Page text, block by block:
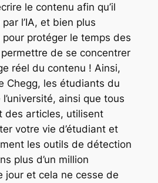
le contenu afin qu’il
l’IA, et bien plus
protéger le temps des
de se concentrer
réel du contenu ! Ainsi,
Chegg, les étudiants du
ainsi que tous
des articles, utilisent
votre vie d’étudiant et
les outils de détection
plus d’un million
jour et cela ne cesse de